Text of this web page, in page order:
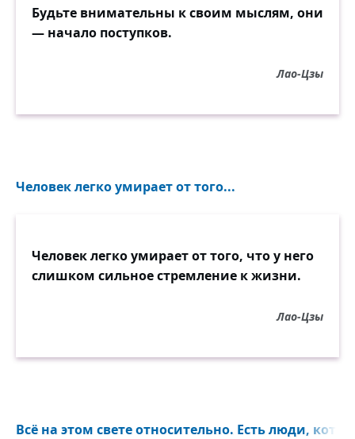
Будьте внимательны к своим мыслям, они
— начало поступков.
Лао-Цзы
Человек легко умирает от того...
Человек легко умирает от того, что у него
слишком сильное стремление к жизни.
Лао-Цзы
Всё на этом свете относительно. Есть люди,